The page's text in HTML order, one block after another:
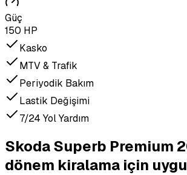
Güç
150 HP
Kasko
MTV & Trafik
Periyodik Bakım
Lastik Değişimi
7/24 Yol Yardım
Skoda Superb Premium
dönem kiralama için